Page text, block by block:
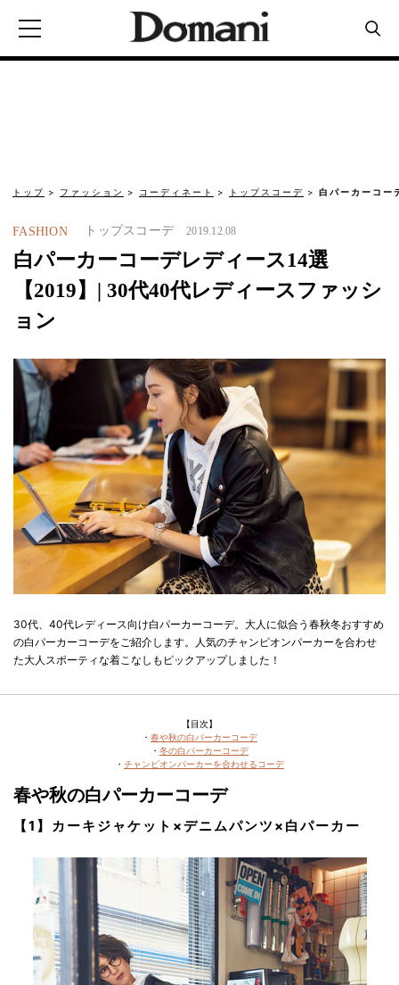
トップ ファッション コーディネート トップスコーデ 白パーカーコ
FASHION トップスコーデ 2019.12.08
白パーカーコーデレディース14選
【2019】| 30代40代レディースファッシ
ョン
30代、40代レディース向け白パーカーコーデ。大人に似合う春秋冬おすすめ
の白パーカーコーデをご紹介します。人気のチャンピオンパーカーを合わせ
た大人スポーティな着こなしもピックアップしました！
【目次】
・ 春や秋の白パーカーコーデ
・ 冬の白パーカーコーデ
・ チャンピオンパーカーを合わせるコーデ
春や秋の白パーカーコーデ
【1】カーキジャケット×デニムパンツ×白パーカー